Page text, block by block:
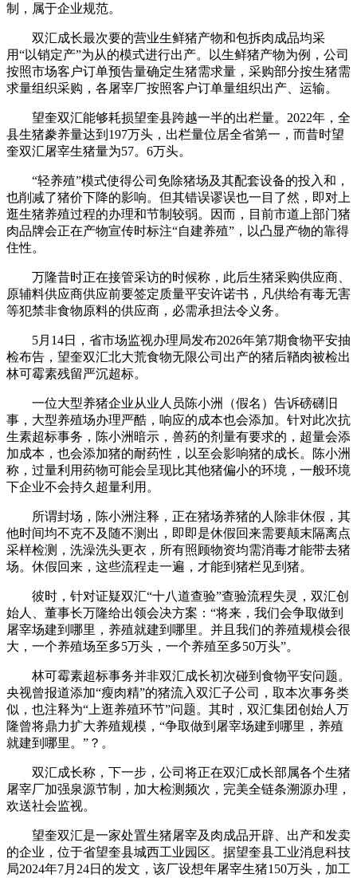
制，属于企业规范。
双汇成长最次要的营业生鲜猪产物和包拆肉成品均采
用“以销定产”为从的模式进行出产。以生鲜猪产物为例，公司
按照市场客户订单预告量确定生猪需求量，采购部分按生猪需
求量组织采购，各屠宰厂按照客户订单量组织出产、运输。
望奎双汇能够耗损望奎县跨越一半的出栏量。2022年，全
县生猪豢养量达到197万头，出栏量位居全省第一，而昔时望
奎双汇屠宰生猪量为57。6万头。
“轻养殖”模式使得公司免除猪场及其配套设备的投入和，
也削减了猪价下降的影响。但其错误谬误也一目了然，即对上
逛生猪养殖过程的办理和节制较弱。因而，目前市道上部门猪
肉品牌会正在产物宣传时标注“自建养殖”，以凸显产物的靠得
住性。
万隆昔时正在接管采访的时候称，此后生猪采购供应商、
原辅料供应商供应前要签定质量平安许诺书，凡供给有毒无害
等犯禁非食物原料的供应商，必需承担法令义务。
5月14日，省市场监视办理局发布2026年第7期食物平安抽
检布告，望奎双汇北大荒食物无限公司出产的猪后鞧肉被检出
林可霉素残留严沉超标。
一位大型养猪企业从业人员陈小洲（假名）告诉磅礴旧
事，大型养殖场办理严酷，响应的成本也会添加。针对此次抗
生素超标事务，陈小洲暗示，兽药的剂量有要求的，超量会添
加成本，也会添加猪的耐药性，以至会影响猪的成长。陈小洲
称，过量利用药物可能会呈现比其他猪偏小的环境，一般环境
下企业不会持久超量利用。
所谓封场，陈小洲注释，正在猪场养猪的人除非休假，其
他时间均不克不及随不测出，即即是休假回来需要颠末隔离点
采样检测，洗澡洗头更衣，所有照顾物资均需消毒才能带去猪
场。休假回来，这些流程走一遍，才能到猪栏见到猪。
彼时，针对证疑双汇“十八道查验”查验流程失灵，双汇创
始人、董事长万隆给出领会决方案：“将来，我们会争取做到
屠宰场建到哪里，养殖就建到哪里。并且我们的养殖规模会很
大，一个养殖场至多5万头，一个养殖至多50万头”。
林可霉素超标事务并非双汇成长初次碰到食物平安问题。
央视曾报道添加“瘦肉精”的猪流入双汇子公司，取本次事务类
似，也注释为“上逛养殖环节”问题。其时，双汇集团创始人万
隆曾将鼎力扩大养殖规模，“争取做到屠宰场建到哪里，养殖
就建到哪里。”？。
双汇成长称，下一步，公司将正在双汇成长部属各个生猪
屠宰厂加强泉源节制，加大检测频次，完美全链条溯源办理，
欢送社会监视。
望奎双汇是一家处置生猪屠宰及肉成品开辟、出产和发卖
的企业，位于省望奎县城西工业园区。据望奎县工业消息科技
局2024年7月24日的发文，该厂设想年屠宰生猪150万头，加工